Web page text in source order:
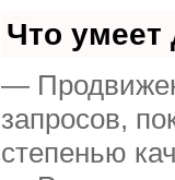
Что умеет
—
запросов,
степенью